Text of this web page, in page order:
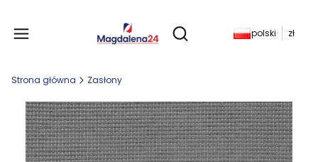
Otwórz wyszukiwarkę
Produkty w
polski zł
Strona główna Zasłony